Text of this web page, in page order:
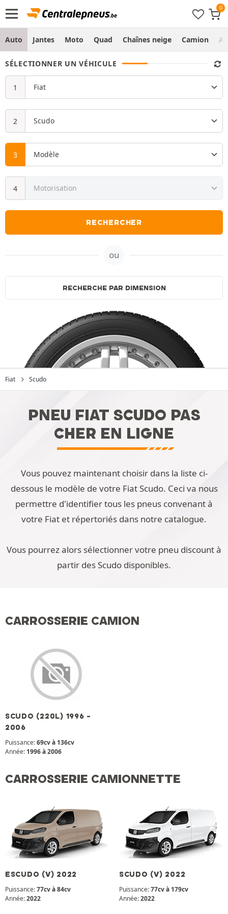
Auto Jantes Moto Quad Chaînes neige Camion
SÉLECTIONNER UN VÉHICULE
RECHERCHER
ou
RECHERCHE PAR DIMENSION
Fiat Scudo
PNEU FIAT SCUDO PAS
CHER EN LIGNE
Vous pouvez maintenant choisir dans la liste ci-
dessous le modèle de votre Fiat Scudo. Ceci va nous
permettre d'identifier tous les pneus convenant à
votre Fiat et répertoriés dans notre catalogue.
Vous pourrez alors sélectionner votre pneu discount à
partir des Scudo disponibles.
CARROSSERIE CAMION
SCUDO (220L) 1996 -
2006
Puissance:69cv à 136cv
Année: 1996 à 2006
CARROSSERIE CAMIONNETTE
ESCUDO (V) 2022
Puissance:77cv à 84cv
Année:2022
SCUDO (V) 2022
Puissance:77cv à 179cv
Année:2022